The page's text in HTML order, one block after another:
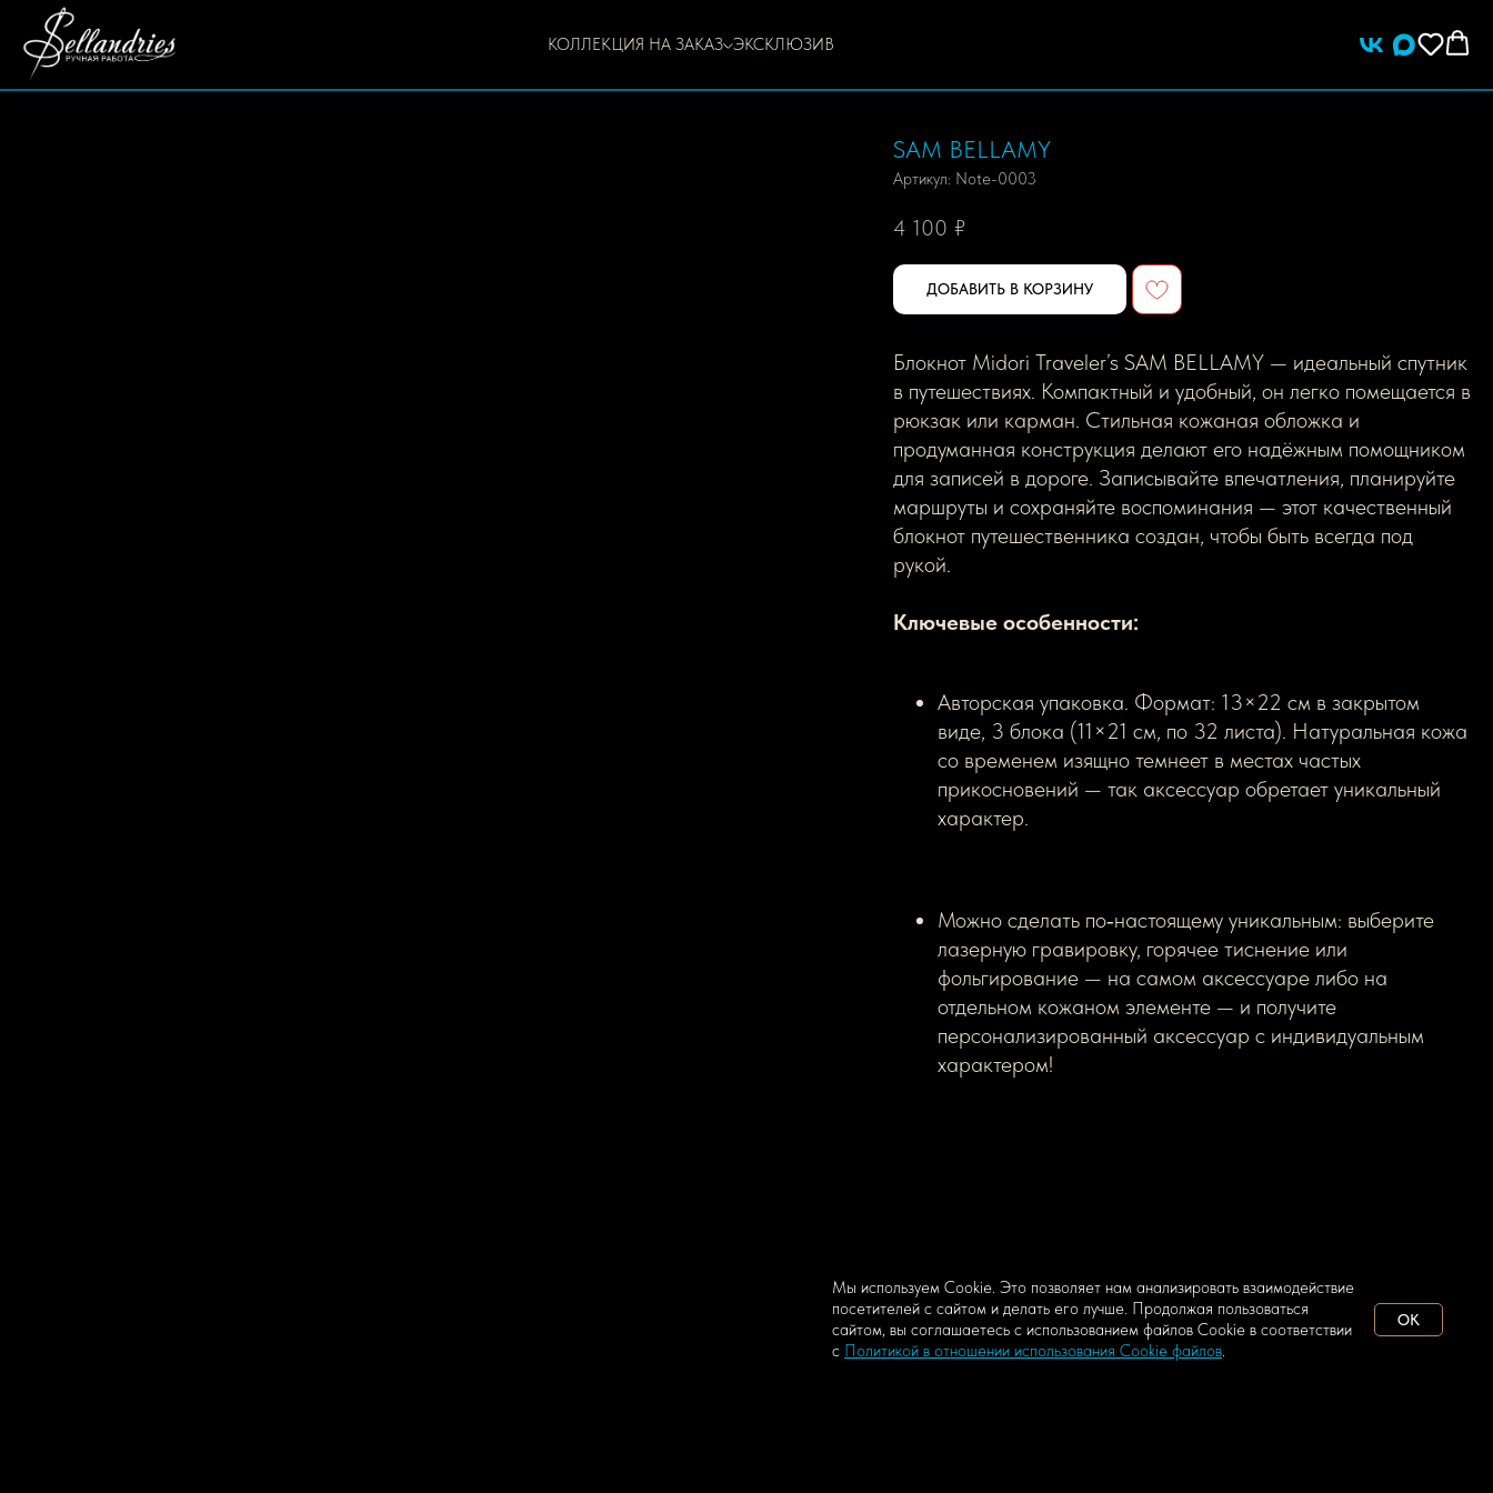
КОЛЛЕКЦИЯ НА ЗАКАЗ ЭКСКЛЮЗИВ
SAM BELLAMY
Артикул: Note-0003
4 100 ₽
ДОБАВИТЬ В КОРЗИНУ
Блокнот Midori Traveler’s SAM BELLAMY — идеальный спутник
в путешествиях. Компактный и удобный, он легко помещается в
рюкзак или карман. Стильная кожаная обложка и
продуманная конструкция делают его надёжным помощником
для записей в дороге. Записывайте впечатления, планируйте
маршруты и сохраняйте воспоминания — этот качественный
блокнот путешественника создан, чтобы быть всегда под
рукой.
Ключевые особенности:
Авторская упаковка. Формат: 13×22 см в закрытом
виде, 3 блока (11×21 см, по 32 листа). Натуральная кожа
со временем изящно темнеет в местах частых
прикосновений — так аксессуар обретает уникальный
характер.
Можно сделать по‑настоящему уникальным: выберите
лазерную гравировку, горячее тиснение или
фольгирование — на самом аксессуаре либо на
отдельном кожаном элементе — и получите
персонализированный аксессуар с индивидуальным
характером!
Мы используем Сookie. Это позволяет нам анализировать взаимодействие
посетителей с сайтом и делать его лучше. Продолжая пользоваться
сайтом, вы соглашаетесь с использованием файлов Сookie в соответствии
с Политикой в отношении использования Cookie файлов.
OK